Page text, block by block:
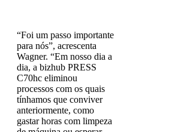
“Foi um passo importante
para nós”, acrescenta
Wagner. “Em nosso dia a
dia, a bizhub PRESS
C70hc eliminou
processos com os quais
tínhamos que conviver
anteriormente, como
gastar horas com limpeza